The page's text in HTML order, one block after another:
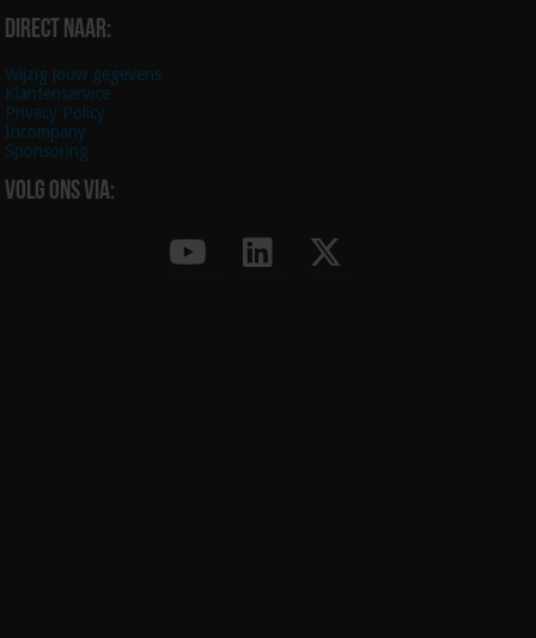
Direct naar:
Wijzig jouw gegevens
Klantenservice
Privacy Policy
Incompany
Sponsoring
Volg ons via: